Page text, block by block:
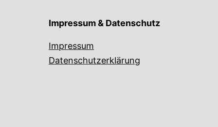
Impressum & Datenschutz
Impressum
Datenschutzerklärung